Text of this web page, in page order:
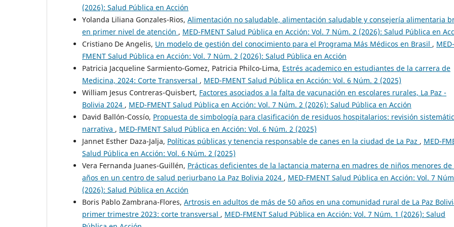
(2026): Salud Pública en Acción
Yolanda Liliana Gonzales-Rios, Alimentación no saludable, alimentación saludable y consejería alimentaria
en primer nivel de atención , MED-FMENT Salud Pública en Acción: Vol. 7 Núm. 2 (2026): Salud Pública en
Cristiano De Angelis, Un modelo de gestión del conocimiento para el Programa Más Médicos en Brasil , MED-
FMENT Salud Pública en Acción: Vol. 7 Núm. 2 (2026): Salud Pública en Acción
Patricia Jacqueline Sarmiento-Gomez, Patricia Philco-Lima, Estrés academico en estudiantes de la carrera de
Medicina, 2024: Corte Transversal , MED-FMENT Salud Pública en Acción: Vol. 6 Núm. 2 (2025)
William Jesus Contreras-Quisbert, Factores asociados a la falta de vacunación en escolares rurales, La Paz -
Bolivia 2024 , MED-FMENT Salud Pública en Acción: Vol. 7 Núm. 2 (2026): Salud Pública en Acción
David Ballón-Cossío, Propuesta de simbología para clasificación de residuos hospitalarios: revisión
narrativa , MED-FMENT Salud Pública en Acción: Vol. 6 Núm. 2 (2025)
Jannet Esther Daza-Jalja, Políticas públicas y tenencia responsable de canes en la ciudad de La Paz , MED-
Salud Pública en Acción: Vol. 6 Núm. 2 (2025)
Vera Fernanda Juanes-Guillén, Prácticas deficientes de la lactancia materna en madres de niños menores de
años en un centro de salud periurbano La Paz Bolivia 2024 , MED-FMENT Salud Pública en Acción: Vol. 7
(2026): Salud Pública en Acción
Boris Pablo Zambrana-Flores, Artrosis en adultos de más de 50 años en una comunidad rural de La Paz
primer trimestre 2023: corte transversal , MED-FMENT Salud Pública en Acción: Vol. 7 Núm. 1 (2026): Salud